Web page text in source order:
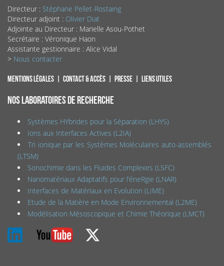
Directeur : Stéphane Pellet-Rostaing
Directeur adjoint : Olivier Diat
Adjointe au Directeur : Marielle Asou-Pothet
Secrétaire : Véronique Haon
Assistante gestionnaire : Alice Vidal
> Nous contacter
Mentions légales Contact & accès Presse Liens utiles
NOS LABORATOIRES DE RECHERCHE
Systèmes HYbrides pour la Séparation (LHYS)
Ions aux Interfaces Actives (L2IA)
Tri ionique par les Systèmes Moléculaires auto-assemblés
(LTSM)
Sonochimie dans les Fluides Complexes (LSFC)
Nanomatériaux Adaptatifs pour l’éneRgie (LNAR)
Interfaces de Matériaux en Evolution (LIME)
Etude de la Matière en Mode Environnemental (L2ME)
Modélisation Mésoscopique et Chimie Théorique (LMCT)